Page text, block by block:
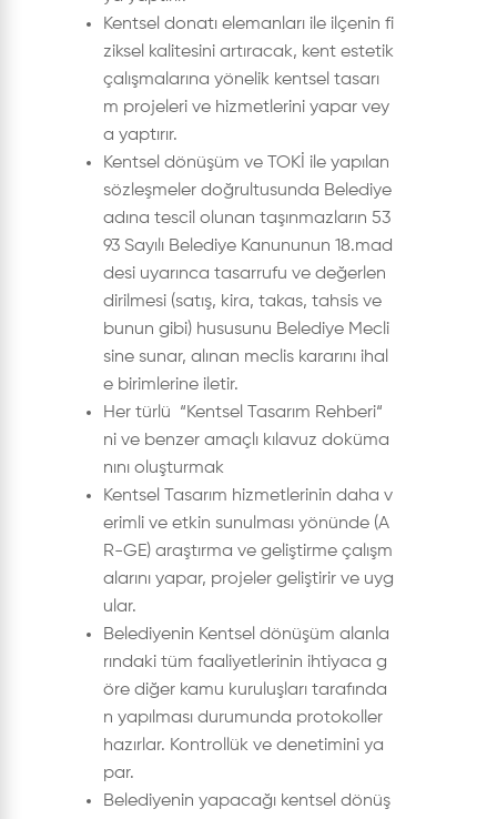
Kentsel donatı elemanları ile ilçenin fi
ziksel kalitesini artıracak, kent estetik
çalışmalarına yönelik kentsel tasarı
m projeleri ve hizmetlerini yapar vey
a yaptırır.
Kentsel dönüşüm ve TOKİ ile yapılan
sözleşmeler doğrultusunda Belediye
adına tescil olunan taşınmazların 53
93 Sayılı Belediye Kanununun 18.mad
desi uyarınca tasarrufu ve değerlen
dirilmesi (satış, kira, takas, tahsis ve
bunun gibi) hususunu Belediye Mecli
sine sunar, alınan meclis kararını ihal
e birimlerine iletir.
Her türlü “Kentsel Tasarım Rehberi“
ni ve benzer amaçlı kılavuz doküma
nını oluşturmak
Kentsel Tasarım hizmetlerinin daha v
erimli ve etkin sunulması yönünde (A
R-GE) araştırma ve geliştirme çalışm
alarını yapar, projeler geliştirir ve uyg
ular.
Belediyenin Kentsel dönüşüm alanla
rındaki tüm faaliyetlerinin ihtiyaca g
öre diğer kamu kuruluşları tarafında
n yapılması durumunda protokoller
hazırlar. Kontrollük ve denetimini ya
par.
Belediyenin yapacağı kentsel dönüş